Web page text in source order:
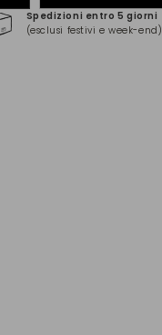
Spedizioni entro 5 giorni
(esclusi festivi e week-end)